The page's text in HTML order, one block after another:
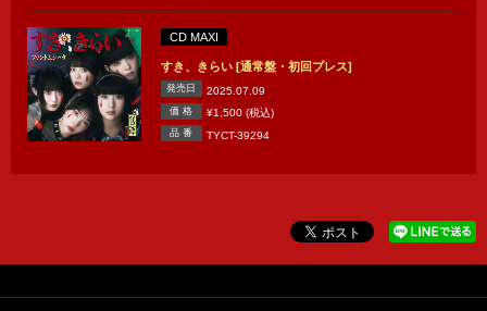
CD MAXI
すき、きらい [通常盤・初回プレス]
発売日 2025.07.09
価 格 ¥1,500 (税込)
品 番 TYCT-39294